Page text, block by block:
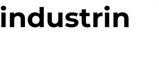
industrin